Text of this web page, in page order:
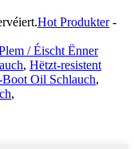
Hot Produkter-
/ Éischt Ënner
, Hëtzt-resistent
Oil Schlauch,
,